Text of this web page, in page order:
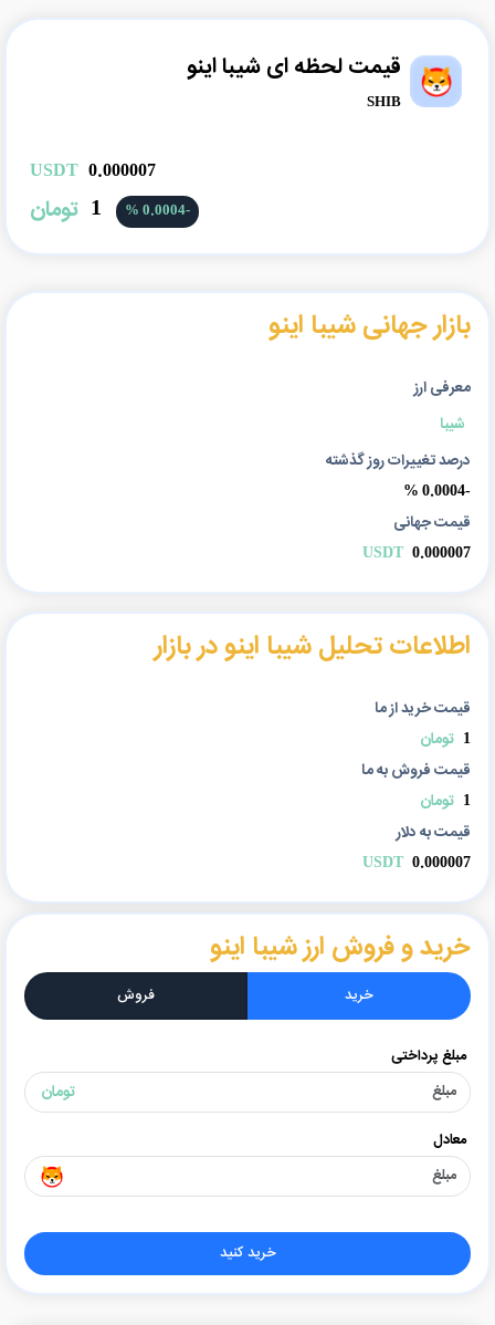
قیمت لحظه ای شیبا اینو
SHIB
USDT 0.000007
-0.0004 %
1 تومان
بازار جهانی شیبا اینو
معرفی ارز
شیبا
درصد تغییرات روز گذشته
-0.0004 %
قیمت جهانی
0.000007
USDT
اطلاعات تحلیل شیبا اینو در بازار
قیمت خرید از ما
1 تومان
قیمت فروش به ما
1 تومان
قیمت به دلار
0.000007
USDT
خرید و فروش ارز شیبا اینو
خرید فروش
مبلغ پرداختی
تومان
معادل
خرید کنید